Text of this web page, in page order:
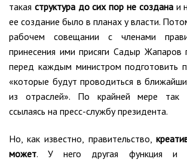
такая структура до сих пор не созданаи
ее создание было в планах у власти.
рабочем совещании с членами
принесения ими присяги Садыр Жапаров
перед каждым министром подготовить
«которые будут проводиться в
из отраслей». По крайней мере
ссылаясь на пресс-службу президента.
Но, как известно, правительство,
может. У него другая функция и